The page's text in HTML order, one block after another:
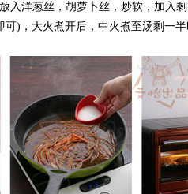
入洋葱丝，胡萝卜丝，炒软，加入
)，大火煮开后，中火煮至汤剩一